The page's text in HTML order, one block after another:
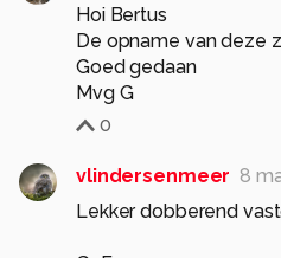
Hoi Bertus
De opname van deze
Goed gedaan
Mvg G
0
vlindersenmeer 8
Lekker dobberend